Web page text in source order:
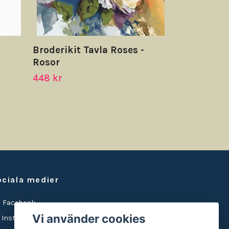
Broderikit Tavla Roses -
Rosor
448 kr
medier
Facebook
InstagramVi använder cookies